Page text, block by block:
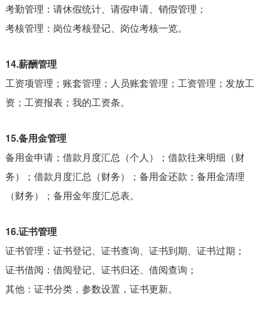
考勤管理：请休假统计、请假申请、销假管理；
考核管理：岗位考核登记、岗位考核一览。
14.薪酬管理
工资项管理；账套管理；人员账套管理；工资管理；发放工
资；工资报表；我的工资条。
15.备用金管理
备用金申请；借款月度汇总（个人）；借款往来明细（财
务）；借款月度汇总（财务）；备用金还款；备用金清理
（财务）；备用金年度汇总表。
16.证书管理
证书管理：证书登记、证书查询、证书到期、证书过期；
证书借阅：借阅登记、证书归还、借阅查询；
其他：证书分类，参数设置，证书更新。